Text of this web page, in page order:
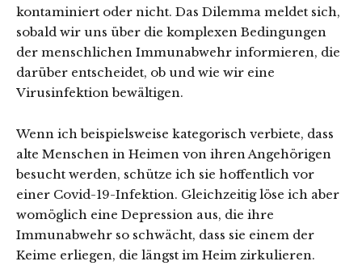
kontaminiert oder nicht. Das Dilemma meldet sich,
sobald wir uns über die komplexen Bedingungen
der menschlichen Immunabwehr informieren, die
darüber entscheidet, ob und wie wir eine
Virusinfektion bewältigen.
Wenn ich beispielsweise kategorisch verbiete, dass
alte Menschen in Heimen von ihren Angehörigen
besucht werden, schütze ich sie hoffentlich vor
einer Covid-19-Infektion. Gleichzeitig löse ich aber
womöglich eine Depression aus, die ihre
Immunabwehr so schwächt, dass sie einem der
Keime erliegen, die längst im Heim zirkulieren.